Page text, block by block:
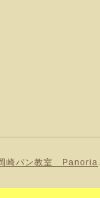
崎パン教室 Panoria